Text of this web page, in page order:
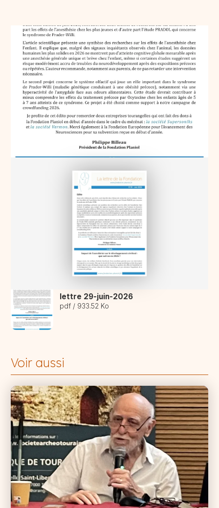
Soutenez l'étude sur la recherche
traitement par Ocytocine intranasale chez les
nourrissons et les enfants atteints du Syndrome de
Prader-Willi (SPW)
Lettre n°29 de juin 2026
lettre 29-juin-2026
pdf / 933.52 Ko
Voir aussi